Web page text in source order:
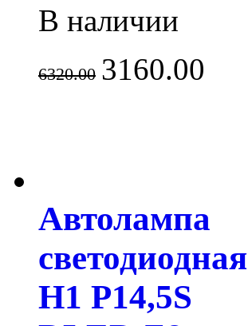
В наличии
6320.00 3160.00
Автолампа
светодиодная
H1 P14,5S